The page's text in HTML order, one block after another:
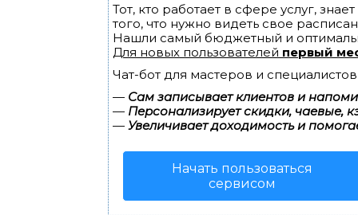
Тот, кто работает в сфере услуг,
того, что нужно видеть свое
Нашли самый бюджетный и
Для новых пользователей первый
Чат-бот для мастеров и
— Сам записывает клиентов и
— Персонализирует скидки, чаевые,
— Увеличивает доходимость и
Начать пользоваться
сервисом